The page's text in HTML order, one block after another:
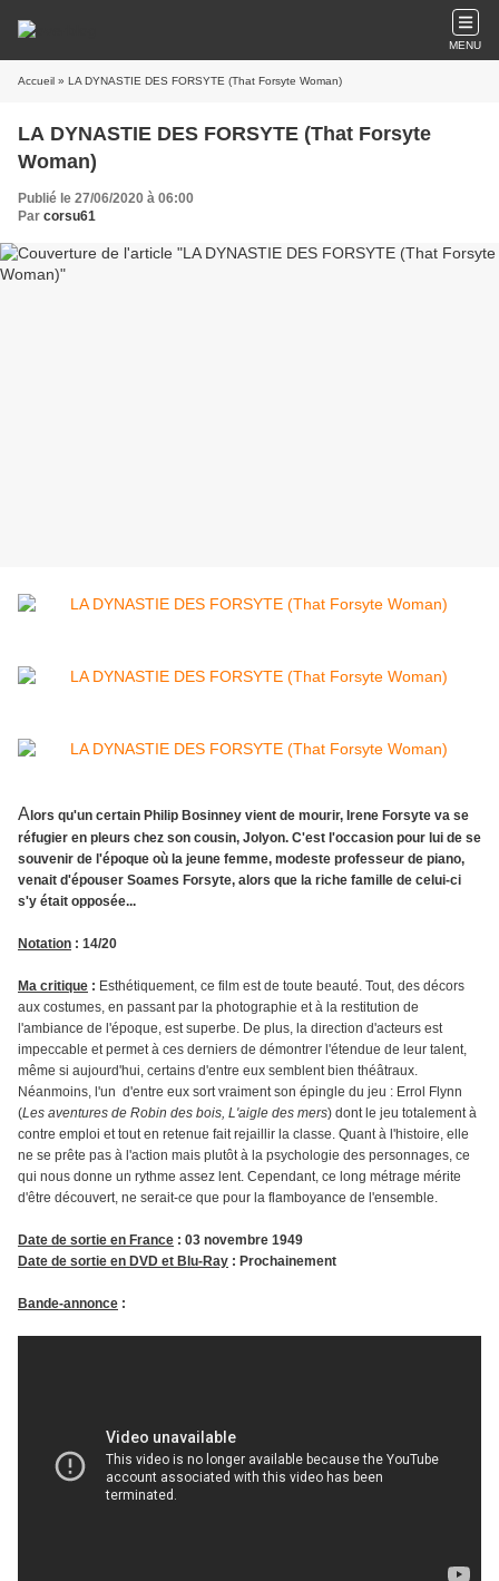
MENU
Accueil » LA DYNASTIE DES FORSYTE (That Forsyte Woman)
LA DYNASTIE DES FORSYTE (That Forsyte
Woman)
Publié le 27/06/2020 à 06:00
Par corsu61
A lors qu'un certain Philip Bosinney vient de mourir, Irene Forsyte va se
réfugier en pleurs chez son cousin, Jolyon. C'est l'occasion pour lui de se
souvenir de l'époque où la jeune femme, modeste professeur de piano,
venait d'épouser Soames Forsyte, alors que la riche famille de celui-ci
s'y était opposée...
Notation : 14/20
Ma critique : Esthétiquement, ce film est de toute beauté. Tout, des décors
aux costumes, en passant par la photographie et à la restitution de
l'ambiance de l'époque, est superbe. De plus, la direction d'acteurs est
impeccable et permet à ces derniers de démontrer l'étendue de leur talent,
même si aujourd'hui, certains d'entre eux semblent bien théâtraux.
Néanmoins, l'un d'entre eux sort vraiment son épingle du jeu : Errol Flynn
(Les aventures de Robin des bois, L'aigle des mers) dont le jeu totalement à
contre emploi et tout en retenue fait rejaillir la classe. Quant à l'histoire, elle
ne se prête pas à l'action mais plutôt à la psychologie des personnages, ce
qui nous donne un rythme assez lent. Cependant, ce long métrage mérite
d'être découvert, ne serait-ce que pour la flamboyance de l'ensemble.
Date de sortie en France : 03 novembre 1949
Date de sortie en DVD et Blu-Ray : Prochainement
Bande-annonce :